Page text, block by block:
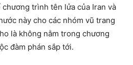
trình tên lửa của Iran và
này cho các nhóm vũ trang
là không nằm trong chương
đàm phán sắp tới.